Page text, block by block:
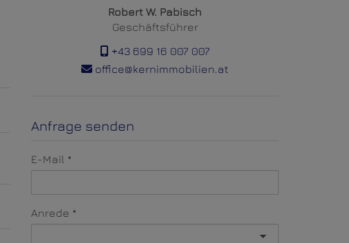
Robert W. Pabisch
Geschäftsführer
+43 699 16 007 007
office@kernimmobilien.at
Anfrage senden
E-Mail
Anrede